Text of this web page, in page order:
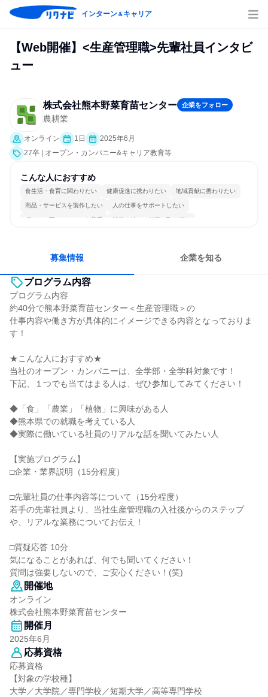
インターン＆キャリア
【Web開催】<生産管理職>先輩社員インタビ
ュー
株式会社熊本野菜育苗センター 企業をフォロー
農耕業
オンライン 1日
2025年6月
27卒 | オープン・カンパニー&キャリア教育等
こんな人におすすめ
食生活・食育に関わりたい 健康促進に携わりたい 地域貢献に携わりたい
商品・サービスを製作したい 人の仕事をサポートしたい
穏やかで互いのペースを尊重 情熱を持って仕事に取り組む
募集情報 企業を知る
プログラム内容
プログラム内容
約40分で熊本野菜育苗センター＜生産管理職＞の
仕事内容や働き方が具体的にイメージできる内容となっておりま
す！
★こんな人におすすめ★
当社のオープン・カンパニーは、全学部・全学科対象です！
下記、１つでも当てはまる人は、ぜひ参加してみてください！
◆「食」「農業」「植物」に興味がある人
◆熊本県での就職を考えている人
◆実際に働いている社員のリアルな話を聞いてみたい人
【実施プログラム】
□企業・業界説明（15分程度）
□先輩社員の仕事内容等について（15分程度）
若手の先輩社員より、当社生産管理職の入社後からのステップ
や、リアルな業務についてお伝え！
□質疑応答 10分
気になることがあれば、何でも聞いてください！
質問は強要しないので、ご安心ください！(笑)
開催地
オンライン
株式会社熊本野菜育苗センター
開催月
2025年6月
応募資格
応募資格
【対象の学校種】
大学／大学院／専門学校／短期大学／高等専門学校